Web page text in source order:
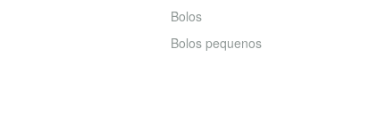
Bolos
Bolos pequenos